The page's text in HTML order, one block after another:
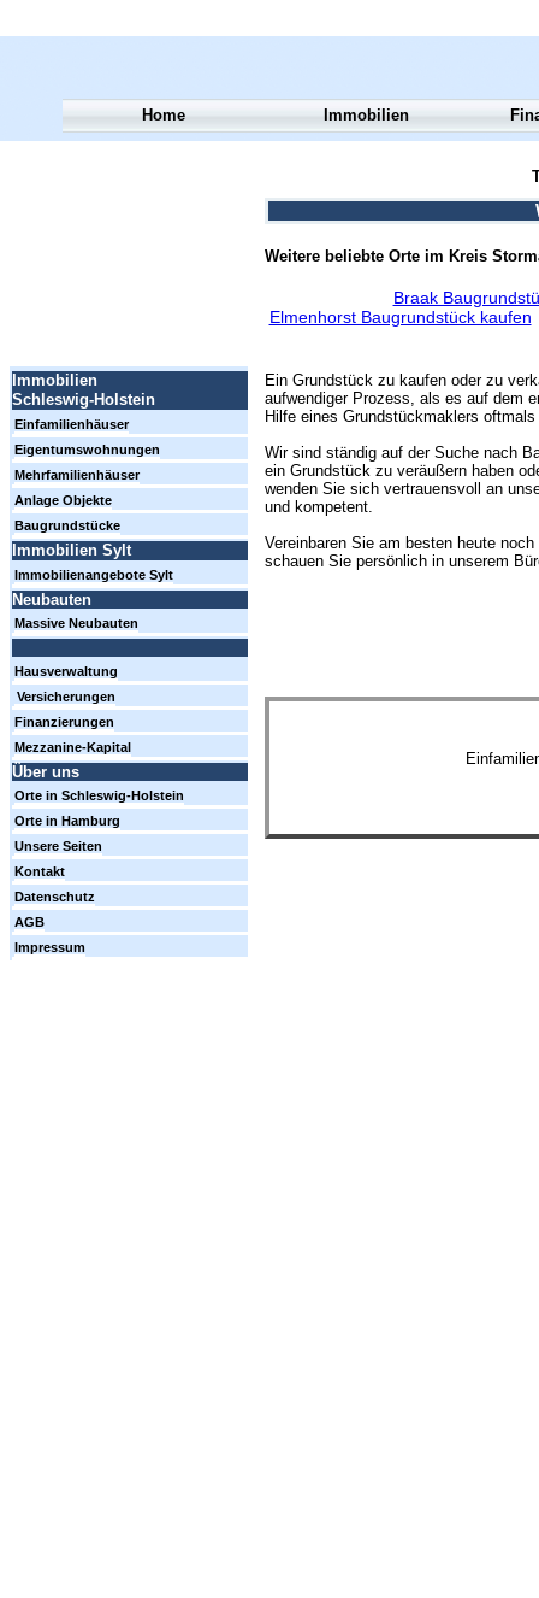
Weitere beliebte Orte im Kreis
Braak
Elmenhorst Baugrundstück kaufen
Ein Grundstück zu kaufen oder zu
aufwendiger Prozess, als es auf dem
Hilfe eines Grundstückmaklers
Wir sind ständig auf der Suche nach
ein Grundstück zu veräußern haben
wenden Sie sich vertrauensvoll an
und kompetent.
Vereinbaren Sie am besten heute
schauen Sie persönlich in unserem
Home Immobilien
Immobilien
Schleswig-Holstein
Einfamilienhäuser
Eigentumswohnungen
Mehrfamilienhäuser
Anlage Objekte
Baugrundstücke
Immobilien Sylt
Immobilienangebote Sylt
Neubauten
Massive Neubauten
Hausverwaltung
Versicherungen
Finanzierungen
Mezzanine-Kapital
Über uns
Orte in Schleswig-Holstein
Orte in Hamburg
Unsere Seiten
Kontakt
Datenschutz
AGB
Impressum